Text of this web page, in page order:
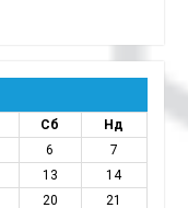
Сб
Нд
6
7
13
14
20 21